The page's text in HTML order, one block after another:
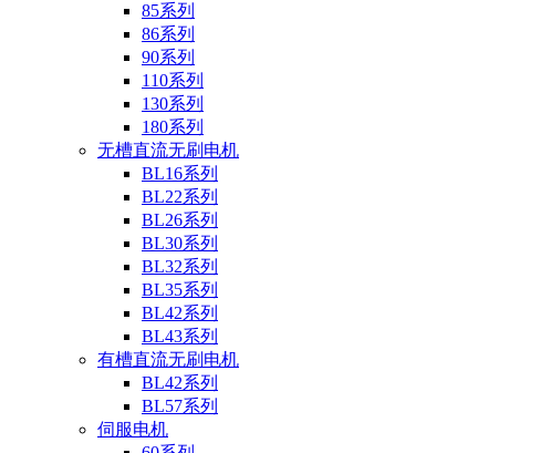
85系列
86系列
90系列
110系列
130系列
180系列
无槽直流无刷电机
BL16系列
BL22系列
BL26系列
BL30系列
BL32系列
BL35系列
BL42系列
BL43系列
有槽直流无刷电机
BL42系列
BL57系列
伺服电机